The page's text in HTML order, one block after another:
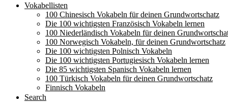
Vokabellisten
100 Chinesisch Vokabeln für deinen Grundwortschatz
Die 100 wichtigsten Französisch Vokabeln lernen
100 Niederländisch Vokabeln für deinen
100 Norwegisch Vokabeln, für deinen Grundwortschatz
Die 100 wichtigsten Polnisch Vokabeln
Die 100 wichtigsten Portugiesisch Vokabeln lernen
Die 85 wichtigsten Spanisch Vokabeln lernen
100 Türkisch Vokabeln für deinen Grundwortschatz
Finnisch Vokabeln
Search